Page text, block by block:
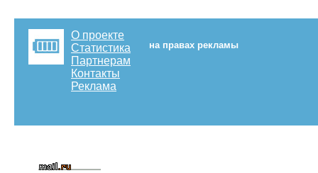
О проекте
Статистика
Партнерам
Контакты
Реклама
на правах рекламы